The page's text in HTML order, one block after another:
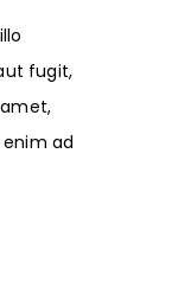
fugit,
ad